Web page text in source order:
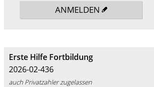
ANMELDEN
Erste Hilfe Fortbildung
2026-02-436
auch Privatzahler zugelassen